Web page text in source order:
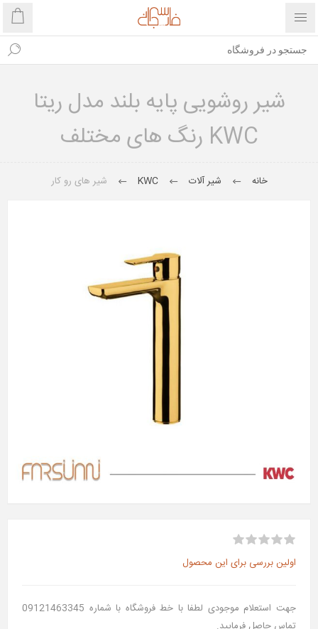
شیر روشویی پایه بلند مدل ریتا
KWC رنگ های مختلف
خانه شیر آلات KWC شیر های رو کار
اولین بررسی برای این محصول
جهت استعلام موجودی لطفا با خط فروشگاه با شماره 09121463345